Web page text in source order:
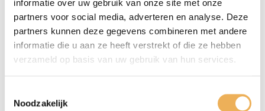
informatie over uw gebruik van onze site met onze
partners voor social media, adverteren en analyse. Deze
partners kunnen deze gegevens combineren met andere
informatie die u aan ze heeft verstrekt of die ze hebben
verzameld op basis van uw gebruik van hun services.
Noodzakelijk
Je e-mailadres wordt niet gepubliceerd.
Vereiste velden zijn gemarkeerd met *
Je waardering *